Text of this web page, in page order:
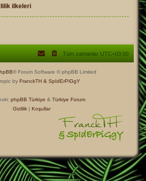
ilkeleri
Tüm zamanlar UTC+03:00
® Forum Software © phpBB Limited
by FranckTH & SpIdErPiGgY
phpBB Türkiye & Türkiye Forum
Gizlilik | Koşullar